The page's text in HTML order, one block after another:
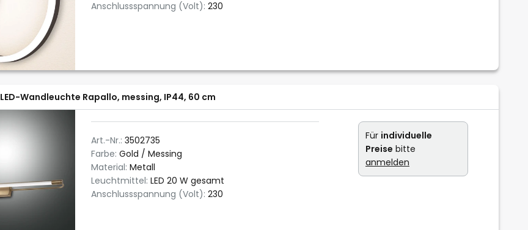
Anschlussspannung (Volt): 230
LED-Wandleuchte Rapallo, messing, IP44, 60 cm
Art.-Nr.: 3502735
Farbe: Gold / Messing
Material: Metall
Leuchtmittel: LED 20 W gesamt
Anschlussspannung (Volt): 230
Für individuelle
Preise bitte
anmelden